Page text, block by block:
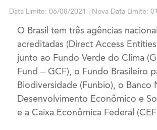
Data Limite: 06/08/2021 | Nova Data Limite:
O Brasil tem três agências
acreditadas (Direct Access
junto ao Fundo Verde do Clima
Fund – GCF), o Fundo Brasileiro
Biodiversidade (Funbio), o Banco
Desenvolvimento Econômico e
e a Caixa Econômica Federal